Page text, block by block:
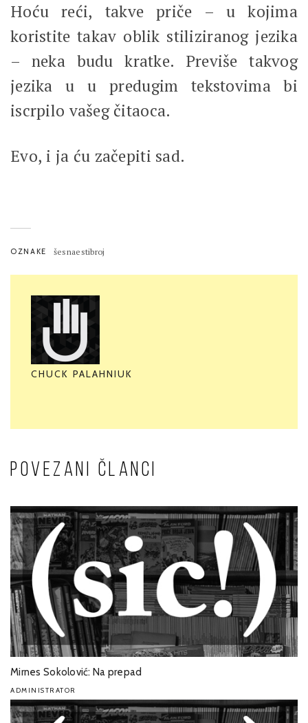
Hoću reći, takve priče – u kojima
koristite takav oblik stiliziranog jezika
– neka budu kratke. Previše takvog
jezika u u predugim tekstovima bi
iscrpilo vašeg čitaoca.
Evo, i ja ću začepiti sad.
OZNAKE šesnaestibroj
CHUCK PALAHNIUK
POVEZANI ČLANCI
Mirnes Sokolović: Na prepad
ADMINISTRATOR